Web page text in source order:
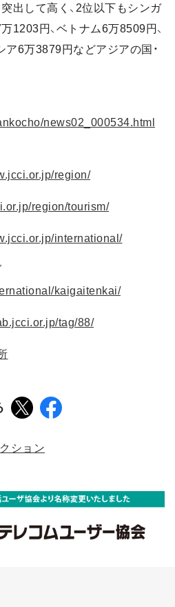
出して高く、2位以下もシンガ
1203円、ベトナム6万8509円、
ア6万3879円などアジアの国・
news02_000534.html
region/
region/tourism/
international/
kaigaitenkai/
tag/88/
ション